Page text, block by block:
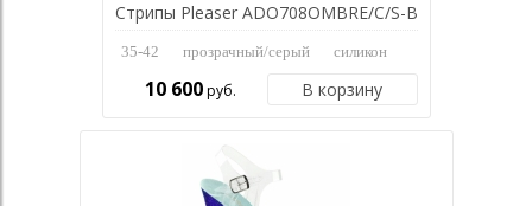
Стрипы Pleaser ADO708OMBRE/C/S-B
35-42 прозрачный/серый силикон
10 600руб. В корзину